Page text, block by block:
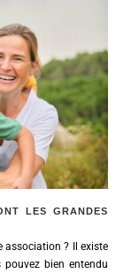
LES GRANDES
association ? Il existe
pouvez bien entendu